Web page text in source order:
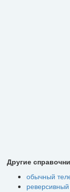
Другие
обычный